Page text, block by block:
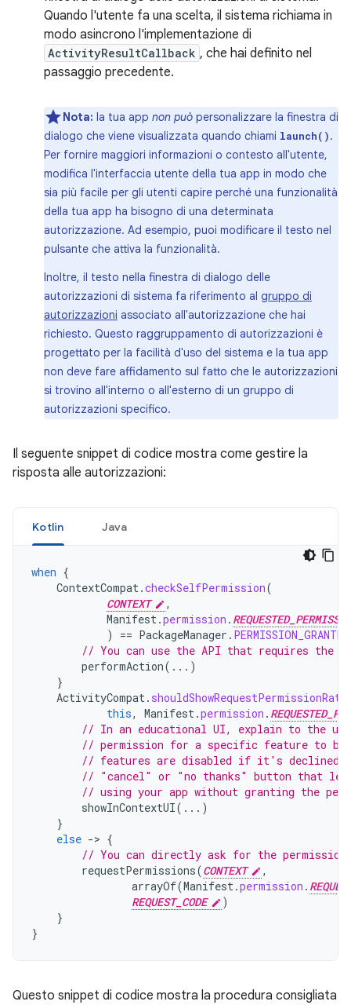
Quando l'utente fa una scelta, il sistema richiama in
modo asincrono l'implementazione di
ActivityResultCallback , che hai definito nel
passaggio precedente.
Nota: la tua app non può personalizzare la finestra di
dialogo che viene visualizzata quando chiami launch().
Per fornire maggiori informazioni o contesto all'utente,
modifica l'interfaccia utente della tua app in modo che
sia più facile per gli utenti capire perché una funzionalità
della tua app ha bisogno di una determinata
autorizzazione. Ad esempio, puoi modificare il testo nel
pulsante che attiva la funzionalità.
Inoltre, il testo nella finestra di dialogo delle
autorizzazioni di sistema fa riferimento al gruppo di
autorizzazioni associato all'autorizzazione che hai
richiesto. Questo raggruppamento di autorizzazioni è
progettato per la facilità d'uso del sistema e la tua app
non deve fare affidamento sul fatto che le autorizzazioni
si trovino all'interno o all'esterno di un gruppo di
autorizzazioni specifico.
Il seguente snippet di codice mostra come gestire la
risposta alle autorizzazioni:
Kotlin Java
when {
ContextCompat.checkSelfPermission(
CONTEXT
,
Manifest.permission .
)
== PackageManager . PERMISSION_GRANTED
// You can use the API that requires the
performAction(...)
}
ActivityCompat.
this, Manifest.permission .
// In an educational UI, explain to the
// permission for a specific feature to
// features are disabled if it's
// "cancel" or "no thanks" button that
// using your app without granting the
showInContextUI(...)
}
else -> {
// You can directly ask for the
requestPermissions(CONTEXT
,
arrayOf(Manifest.permission .
REQUEST_CODE
)
}
}
Questo snippet di codice mostra la procedura consigliata